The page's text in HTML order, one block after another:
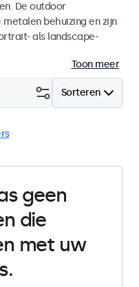
De outdoor
behuizing en zijn
als landscape-
Toon meer
Sorteren
geen
die
met uw